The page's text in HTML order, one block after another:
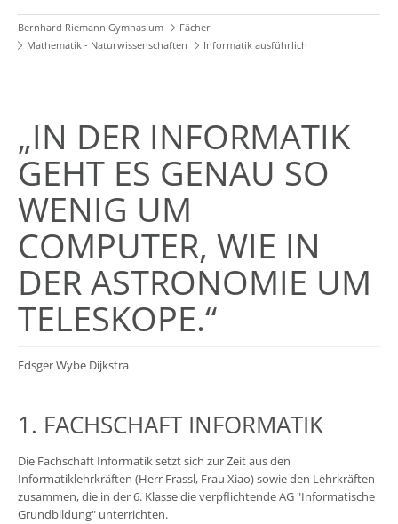
Bernhard Riemann Gymnasium
Fächer
Mathematik - Naturwissenschaften
Informatik ausführlich
„IN DER INFORMATIK
GEHT ES GENAU SO
WENIG UM
COMPUTER, WIE IN
DER ASTRONOMIE UM
TELESKOPE.“
Edsger Wybe Dijkstra
1. FACHSCHAFT INFORMATIK
Die Fachschaft Informatik setzt sich zur Zeit aus den
Informatiklehrkräften (Herr Frassl, Frau Xiao) sowie den Lehrkräften
zusammen, die in der 6. Klasse die verpflichtende AG "Informatische
Grundbildung" unterrichten.